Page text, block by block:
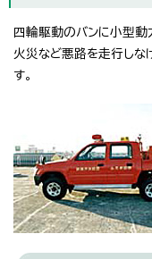
四輪駆動のバンに小型動
火災など悪路を走行しな
す。